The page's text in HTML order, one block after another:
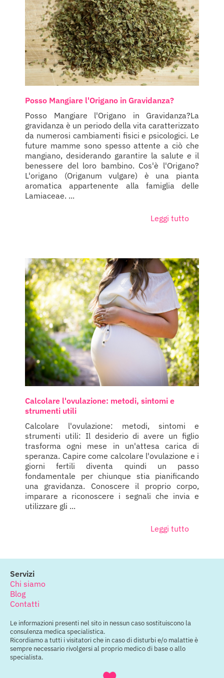
Posso Mangiare l'Origano in Gravidanza?
Posso Mangiare l'Origano in Gravidanza?La
gravidanza è un periodo della vita caratterizzato
da numerosi cambiamenti fisici e psicologici. Le
future mamme sono spesso attente a ciò che
mangiano, desiderando garantire la salute e il
benessere del loro bambino. Cos'è l'Origano?
L'origano (Origanum vulgare) è una pianta
aromatica appartenente alla famiglia delle
Lamiaceae. ...
Leggi tutto
Calcolare l'ovulazione: metodi, sintomi e
strumenti utili
Calcolare l'ovulazione: metodi, sintomi e
strumenti utili: Il desiderio di avere un figlio
trasforma ogni mese in un'attesa carica di
speranza. Capire come calcolare l'ovulazione e i
giorni fertili diventa quindi un passo
fondamentale per chiunque stia pianificando
una gravidanza. Conoscere il proprio corpo,
imparare a riconoscere i segnali che invia e
utilizzare gli ...
Leggi tutto
Servizi
Chi siamo
Blog
Contatti
Le informazioni presenti nel sito in nessun caso sostituiscono la
consulenza medica specialistica.
Ricordiamo a tutti i visitatori che in caso di disturbi e/o malattie è
sempre necessario rivolgersi al proprio medico di base o allo
specialista.